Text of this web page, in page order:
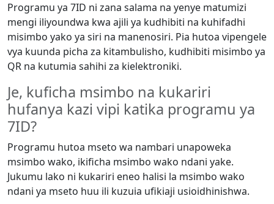
Programu ya 7ID ni zana salama na yenye matumizi
mengi iliyoundwa kwa ajili ya kudhibiti na kuhifadhi
misimbo yako ya siri na manenosiri. Pia hutoa vipengele
vya kuunda picha za kitambulisho, kudhibiti misimbo ya
QR na kutumia sahihi za kielektroniki.
Je, kuficha msimbo na kukariri
hufanya kazi vipi katika programu ya
7ID?
Programu hutoa mseto wa nambari unapoweka
msimbo wako, ikificha msimbo wako ndani yake.
Jukumu lako ni kukariri eneo halisi la msimbo wako
ndani ya mseto huu ili kuzuia ufikiaji usioidhinishwa.